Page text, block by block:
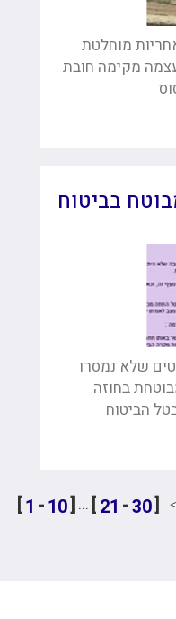
מוחלטת
מקימה חובת
בביטוח
שלא נמסרו
בחוזה
הביטוח
[1 -10] ... [21 -30]